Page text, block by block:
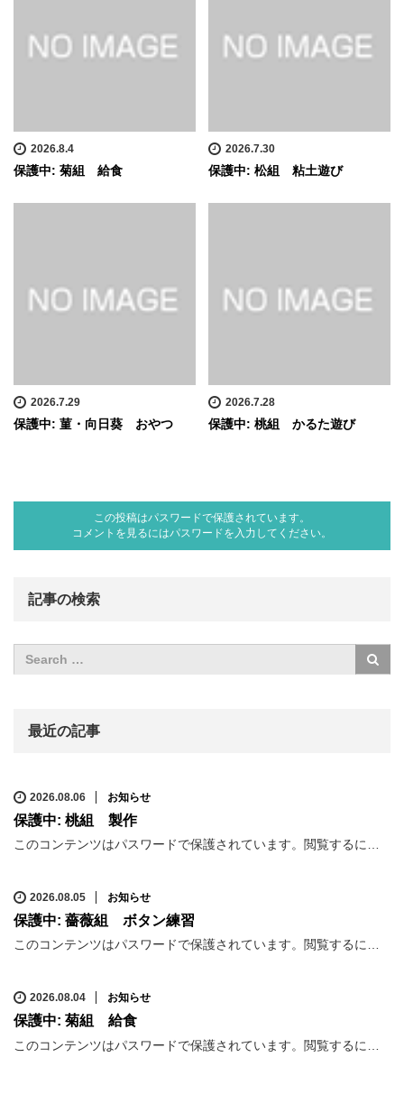
2026.8.4
保護中: 菊組 給食
2026.7.30
保護中: 松組 粘土遊び
2026.7.29
保護中: 菫・向日葵 おやつ
2026.7.28
保護中: 桃組 かるた遊び
この投稿はパスワードで保護されています。
コメントを見るにはパスワードを入力してください。
記事の検索
最近の記事
2026.08.06 お知らせ
保護中: 桃組 製作
このコンテンツはパスワードで保護されています。閲覧するに…
2026.08.05 お知らせ
保護中: 薔薇組 ボタン練習
このコンテンツはパスワードで保護されています。閲覧するに…
2026.08.04 お知らせ
保護中: 菊組 給食
このコンテンツはパスワードで保護されています。閲覧するに…